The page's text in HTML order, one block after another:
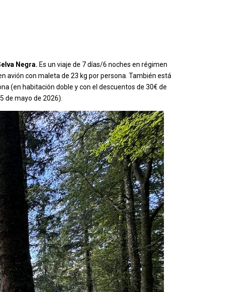
Negra.Es un viaje de 7 días/6 noches en régimen
avión con maleta de 23 kg por persona. También está
(en habitación doble y con el descuentos de 30€ de
de mayo de 2026).